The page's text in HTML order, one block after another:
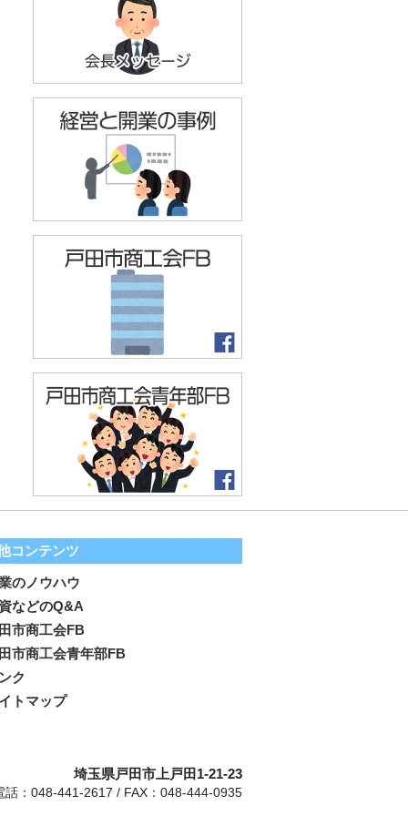
コンテンツ
のノウハウ
などのQ&A
市商工会FB
市商工会青年部FB
ク
トマップ
埼玉県戸田市上戸田1-21-23
話：048-441-2617 / FAX：048-444-0935